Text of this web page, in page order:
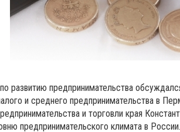
развитию предпринимательства
и среднего предпринимательства в
и торговли края
предпринимательского климата в России.